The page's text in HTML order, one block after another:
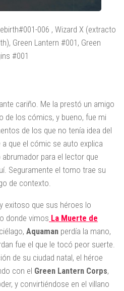
006 , Wizard X (extracto
Green Lantern #001, Green
#001
cariño. Me la prestó un amigo
de los cómics, y bueno, fue mi
de los que no tenía idea del
a que el cómic se auto explica
para el lector que
Seguramente el tomo trae su
de contexto.
exitoso que sus héroes lo
donde vimos La Muerte de
Aquaman perdía la mano,
fue el que le tocó peor suerte.
de su ciudad natal, el héroe
con el Green Lantern Corps,
y convirtiéndose en el villano